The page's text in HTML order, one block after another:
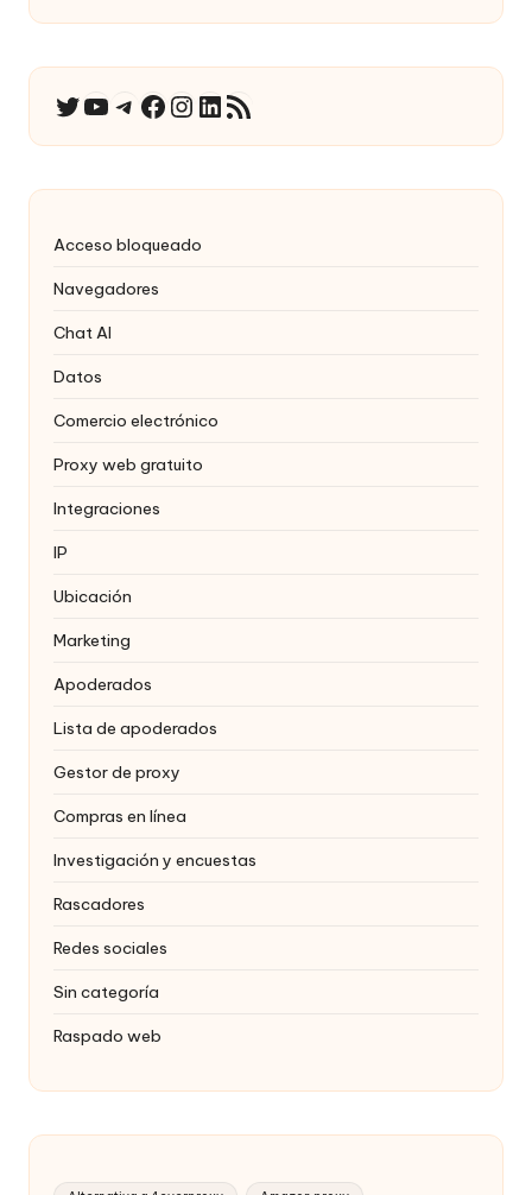
Twitter
YouTube
Telegrama
Facebook
Instagram
LinkedIn
Canal RSS
Acceso bloqueado
Navegadores
Chat AI
Datos
Comercio electrónico
Proxy web gratuito
Integraciones
IP
Ubicación
Marketing
Apoderados
Lista de apoderados
Gestor de proxy
Compras en línea
Investigación y encuestas
Rascadores
Redes sociales
Sin categoría
Raspado web